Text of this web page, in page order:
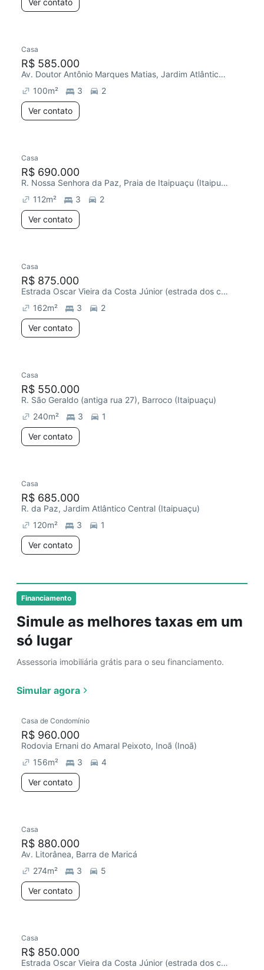
Financiamento
Simule as melhores taxas em um
só lugar
Assessoria imobiliária grátis para o seu financiamento.
Simular agora
Ver contato
Casa
R$ 585.000
Av. Doutor Antônio Marques Matias, Jardim Atlântico Central (Itaipuaçu)
100m² 3
2
Ver contato
Casa
R$ 690.000
R. Nossa Senhora da Paz, Praia de Itaipuaçu (Itaipuaçu)
112m² 3
2
Ver contato
Casa
R$ 875.000
Estrada Oscar Vieira da Costa Júnior (estrada dos cajueiros), Cajueiros (Itaipuaçu)
162m² 3
2
Ver contato
Casa
R$ 550.000
R. São Geraldo (antiga rua 27), Barroco (Itaipuaçu)
240m² 3
1
Ver contato
Casa
R$ 685.000
R. da Paz, Jardim Atlântico Central (Itaipuaçu)
120m² 3
1
Ver contato
Casa de Condomínio
R$ 960.000
Rodovia Ernani do Amaral Peixoto, Inoã (Inoã)
156m² 3
4
Ver contato
Casa
R$ 880.000
Av. Litorânea, Barra de Maricá
274m² 3
5
Ver contato
Casa
R$ 850.000
Estrada Oscar Vieira da Costa Júnior (estrada dos cajueiros), Cajueiros (Itaipuaçu)